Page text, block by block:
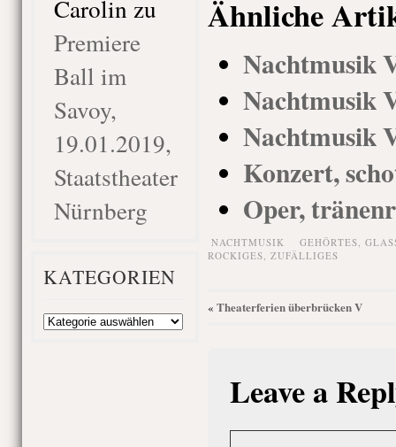
Carolin zu
Premiere
Ball im
Savoy,
19.01.2019,
Staatstheater
Nürnberg
KATEGORIEN
Kategorien
Ähnliche
Nachtmusik
Nachtmusik
Nachtmusik
Konzert,
Oper,
NACHTMUSIK GEHÖRTES,
ROCKIGES, ZUFÄLLIGES
« Theaterferien überbrücken V
Leave a